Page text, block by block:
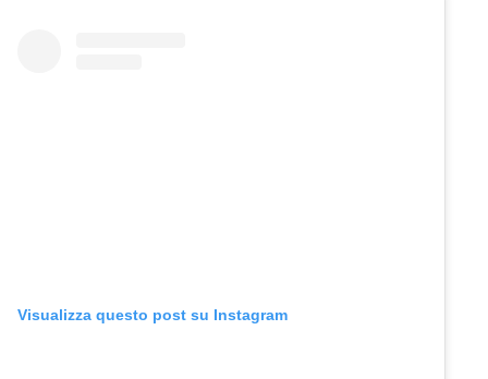
Visualizza questo post su Instagram